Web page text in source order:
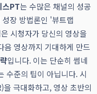
스PT는 수많은 채널의 성공
장 방법론인 '뷰트랩
시청자가 당신의 영상을
음 영상까지 기대하게 만드
입니다. 이는 단순히 썸네
수준의 팁이 아닙니다. 시
극대화하고, 영상 초반의